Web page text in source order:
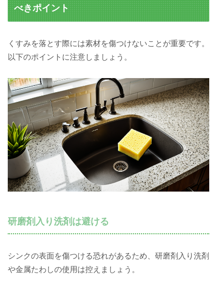
べきポイント
くすみを落とす際には素材を傷つけないことが重要です。
以下のポイントに注意しましょう。
研磨剤入り洗剤は避ける
シンクの表面を傷つける恐れがあるため、研磨剤入り洗剤
や金属たわしの使用は控えましょう。